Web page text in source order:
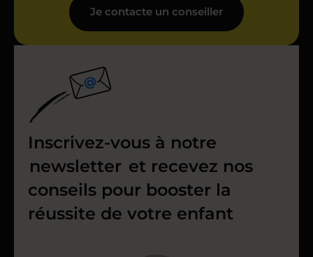
Je contacte un conseiller
Inscrivez-vous à notre
newsletter et recevez nos
conseils pour booster la
réussite de votre enfant